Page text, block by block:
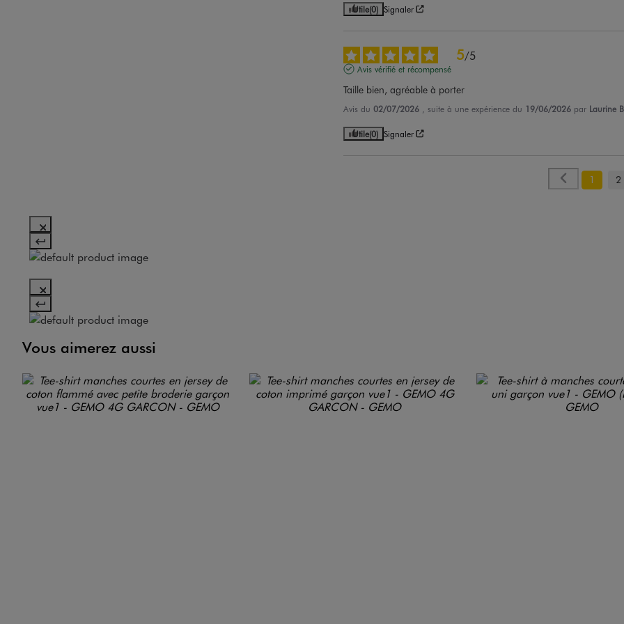
Utile(0) Signaler
5/5
Avis vérifié et récompensé
Taille bien, agréable à porter
Avis du 02/07/2026 , suite à une expérience du 19/06/2026 par Laurine
Utile(0) Signaler
1 2
Vous aimerez aussi